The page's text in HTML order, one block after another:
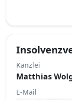
Kanzlei
Matthias
E-Mail